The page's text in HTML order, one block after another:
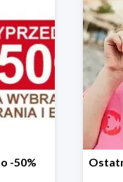
-50%